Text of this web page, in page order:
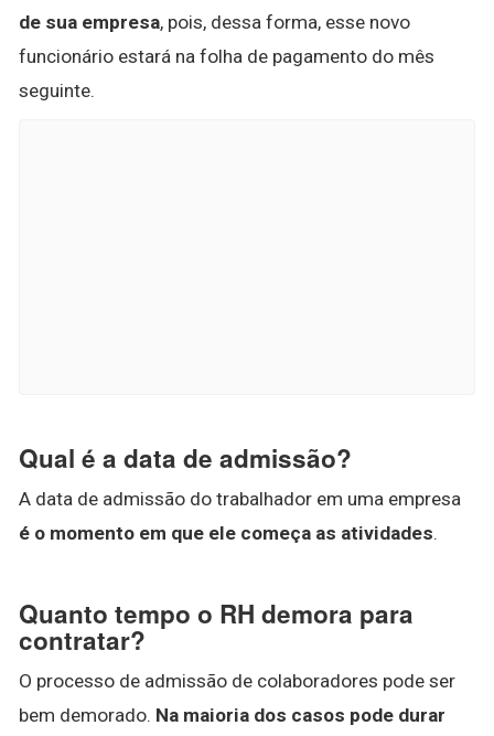
de sua empresa, pois, dessa forma, esse novo
funcionário estará na folha de pagamento do mês
seguinte.
Qual é a data de admissão?
A data de admissão do trabalhador em uma empresa
é o momento em que ele começa as atividades.
Quanto tempo o RH demora para
contratar?
O processo de admissão de colaboradores pode ser
bem demorado. Na maioria dos casos pode durar